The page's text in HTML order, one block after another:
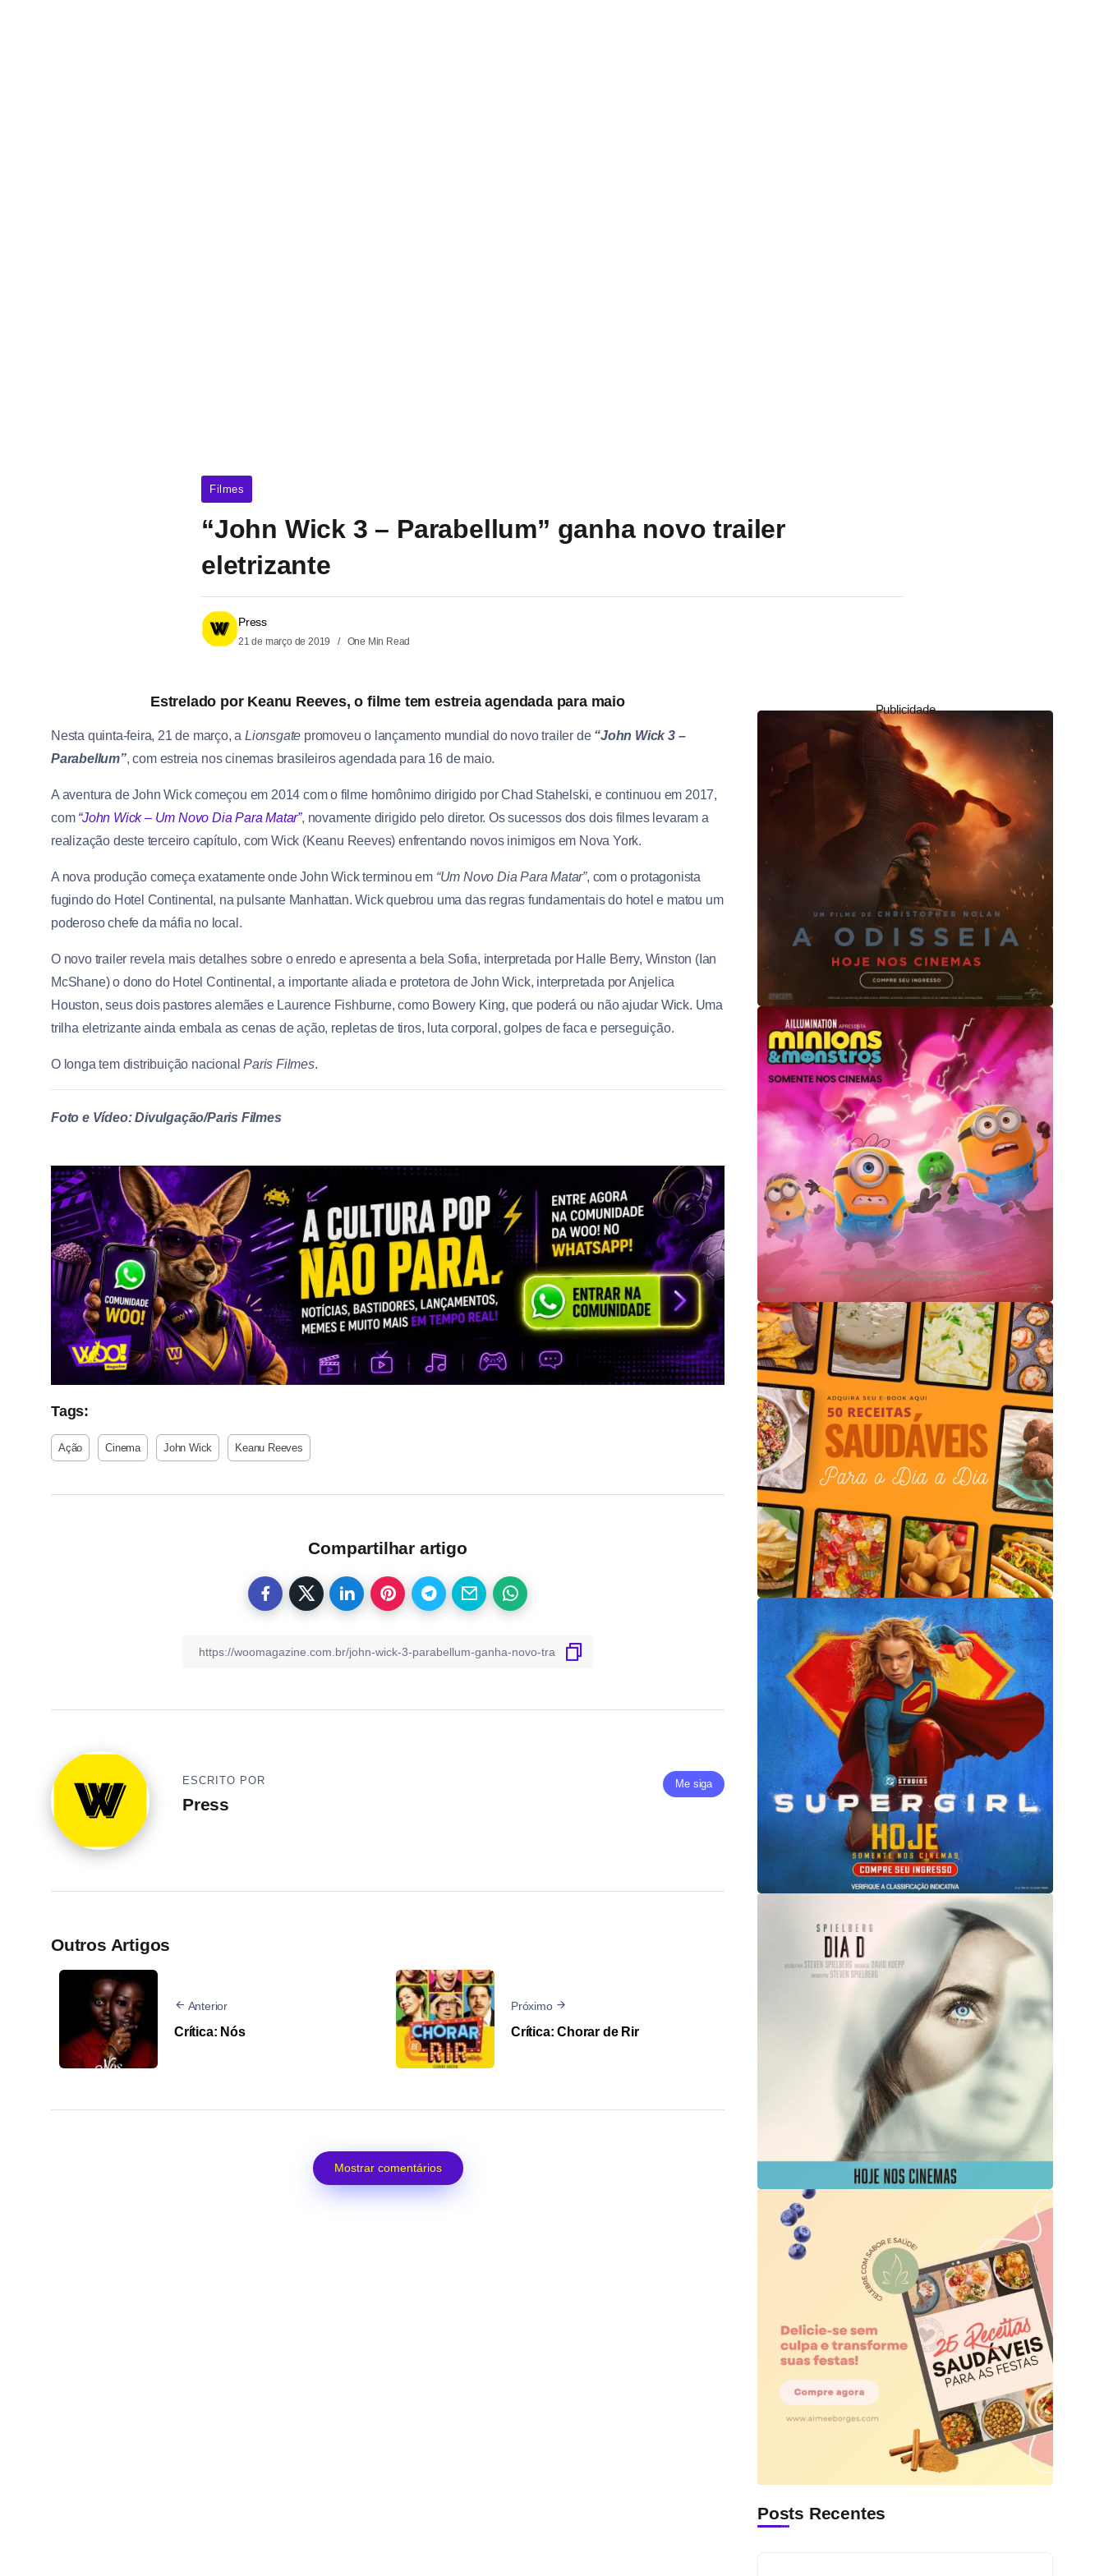
Filmes
“John Wick 3 – Parabellum” ganha novo trailer
eletrizante
Press
21 de março de 2019 One Min Read
Estrelado por Keanu Reeves, o filme tem estreia agendada para maio
Nesta quinta-feira, 21 de março, a Lionsgate promoveu o lançamento mundial do novo trailer de “John Wick 3 –
Parabellum”, com estreia nos cinemas brasileiros agendada para 16 de maio.
A aventura de John Wick começou em 2014 com o filme homônimo dirigido por Chad Stahelski, e continuou em 2017,
com “John Wick – Um Novo Dia Para Matar”, novamente dirigido pelo diretor. Os sucessos dos dois filmes levaram a
realização deste terceiro capítulo, com Wick (Keanu Reeves) enfrentando novos inimigos em Nova York.
A nova produção começa exatamente onde John Wick terminou em “Um Novo Dia Para Matar”, com o protagonista
fugindo do Hotel Continental, na pulsante Manhattan. Wick quebrou uma das regras fundamentais do hotel e matou um
poderoso chefe da máfia no local.
O novo trailer revela mais detalhes sobre o enredo e apresenta a bela Sofia, interpretada por Halle Berry, Winston (Ian
McShane) o dono do Hotel Continental, a importante aliada e protetora de John Wick, interpretada por Anjelica
Houston, seus dois pastores alemães e Laurence Fishburne, como Bowery King, que poderá ou não ajudar Wick. Uma
trilha eletrizante ainda embala as cenas de ação, repletas de tiros, luta corporal, golpes de faca e perseguição.
O longa tem distribuição nacionalParis Filmes.
Foto e Vídeo: Divulgação/Paris Filmes
Tags:
Ação Cinema John Wick Keanu Reeves
Compartilhar artigo
Me siga
ESCRITO POR
Press
Outros Artigos
Anterior
Crítica: Nós
Próximo
Crítica: Chorar de Rir
Mostrar comentários
Publicidade
Posts Recentes